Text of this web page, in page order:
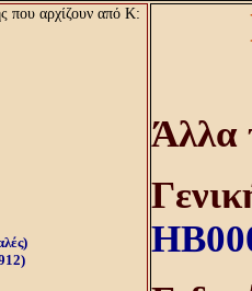
που αρχίζουν από Κ:
Άλλα